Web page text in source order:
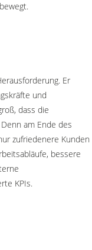
Er
und
dass die
am Ende des
zufriedenere Kunden
bessere
KPIs.